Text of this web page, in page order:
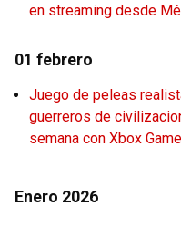
en streaming desde
01 febrero
Juego de peleas
guerreros de
semana con Xbox
Enero 2026